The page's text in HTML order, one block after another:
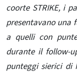
coorte STRIKE, i
presentavano una
a quelli con
durante il follow-
punteggi sierici di